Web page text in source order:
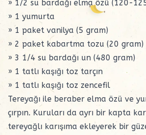
» 1/2 su bardağı elma özü (120-
» 1 yumurta
» 1 paket vanilya (5 gram)
» 2 paket kabartma tozu (20 gram)
» 3 1/4 su bardağı un (480 gram)
» 1 tatlı kaşığı toz tarçın
» 1 tatlı kaşığı toz zencefil
Tereyağı ile beraber elma özü ve
çırpın. Kuruları da ayrı bir kapta
tereyağlı karışıma ekleyerek bir